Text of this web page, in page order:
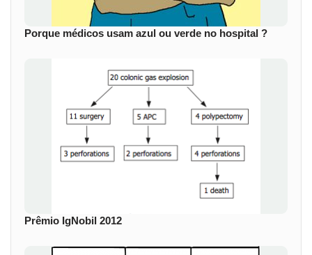
Porque médicos usam azul ou verde no hospital ?
Prêmio IgNobil 2012